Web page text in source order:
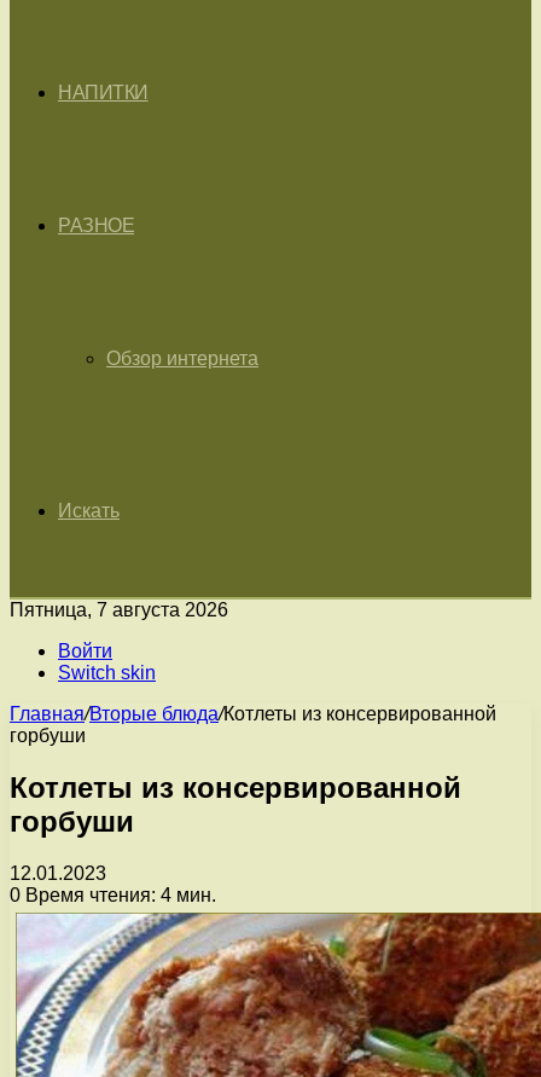
НАПИТКИ
РАЗНОЕ
Обзор интернета
Искать
Пятница, 7 августа 2026
Войти
Switch skin
Главная/Вторые блюда/Котлеты из консервированной
горбуши
Котлеты из консервированной
горбуши
12.01.2023
0 Время чтения: 4 мин.